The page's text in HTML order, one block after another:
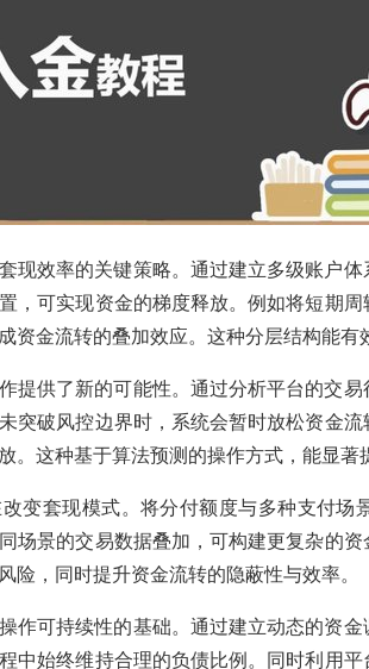
现效率的关键策略。通过建立多级账户
，可实现资金的梯度释放。例如将短期
资金流转的叠加效应。这种分层结构能有
提供了新的可能性。通过分析平台的交
突破风控边界时，系统会暂时放松资金
。这种基于算法预测的操作方式，能显著
变套现模式。将分付额度与多种支付场
场景的交易数据叠加，可构建更复杂的
险，同时提升资金流转的隐蔽性与效率。
作可持续性的基础。通过建立动态的资
中始终维持合理的负债比例。同时利用